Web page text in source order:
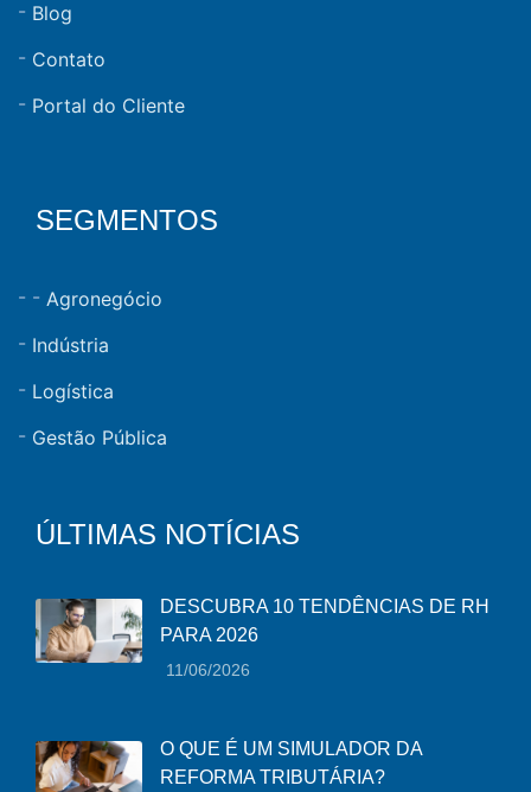
Blog
Contato
Portal do Cliente
SEGMENTOS
Agronegócio
Indústria
Logística
Gestão Pública
ÚLTIMAS NOTÍCIAS
DESCUBRA 10 TENDÊNCIAS DE RH
PARA 2026
11/06/2026
O QUE É UM SIMULADOR DA
REFORMA TRIBUTÁRIA?